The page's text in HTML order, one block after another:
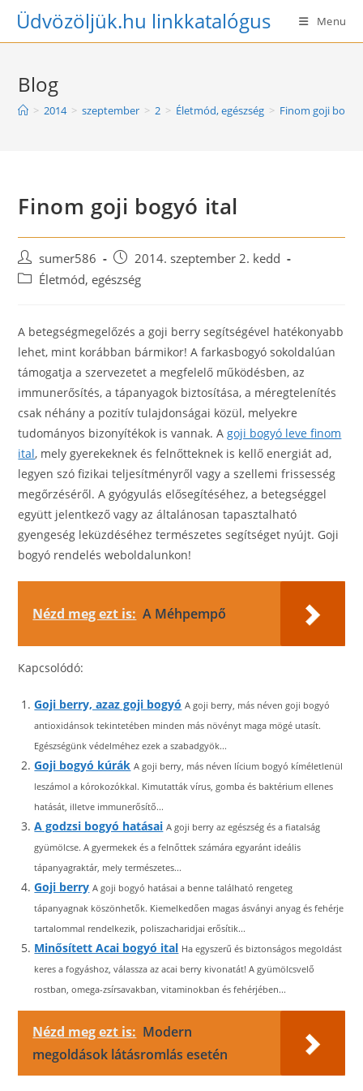
SkipÜdvözöljük.hu linkkatalógus Menu
Blog
> 2014 > szeptember > 2 > Életmód, egészség > Finom goji
Finom goji bogyó ital
Post
author:
sumer586
Post
published:
2014. szeptember 2. kedd
PostÉletmód, egészség
A betegségmegelőzés a goji berry segítségével hatékonyabb
lehet, mint korábban bármikor! A farkasbogyó sokoldalúan
támogatja a szervezetet a megfelelő működésben, az
immunerősítés, a tápanyagok biztosítása, a méregtelenítés
csak néhány a pozitív tulajdonságai közül, melyekre
tudományos bizonyítékok is vannak. Agoji bogyó leve finom
ital, mely gyerekeknek és felnőtteknek is kellő energiát ad,
legyen szó fizikai teljesítményről vagy a szellemi frissesség
megőrzéséről. A gyógyulás elősegítéséhez, a betegséggel
együtt jelentkező vagy az általánosan tapasztalható
gyengeség leküzdéséhez természetes segítséget nyújt. Goji
bogyó rendelés weboldalunkon!
Nézd meg ezt is: A Méhpempő
Kapcsolódó:
Goji berry, azaz goji bogyó A goji berry, más néven goji bogyó
antioxidánsok tekintetében minden más növényt maga mögé utasít.
Egészségünk védelméhez ezek a szabadgyök...
Goji bogyó kúrák A goji berry, más néven lícium bogyó kíméletlenül
leszámol a kórokozókkal. Kimutatták vírus, gomba és baktérium ellenes
hatását, illetve immunerősítő...
A godzsi bogyó hatásai A goji berry az egészség és a fiatalság
gyümölcse. A gyermekek és a felnőttek számára egyaránt ideális
tápanyagraktár, mely természetes...
Goji berry A goji bogyó hatásai a benne található rengeteg
tápanyagnak köszönhetők. Kiemelkedően magas ásványi anyag és fehérje
tartalommal rendelkezik, poliszacharidjai erősítik...
Minősített Acai bogyó ital Ha egyszerű és biztonságos megoldást
keres a fogyáshoz, válassza az acai berry kivonatát! A gyümölcsvelő
rostban, omega-zsírsavakban, vitaminokban és fehérjében...
Nézd meg ezt is: Modern
megoldások látásromlás esetén